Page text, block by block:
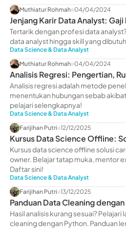
Muthiatur Rohmah 04/04/2024
Jenjang Karir Data Analyst:
Dimiliki
Tertarik dengan profesi data
data analyst hingga skill yang
Data Science & Data Analyst
Muthiatur Rohmah 04/04/2024
Analisis Regresi: Pengertian,
Manfaatnya
Analisis regresi adalah metode
menentukan hubungan sebab
pelajari selengkapnya!
Data Science & Data Analyst
Farijihan Putri 12/12/2025
Kursus Data Science Offline:
Scale Up Bisnis
Kursus data science offline solusi
owner. Belajar tatap muka, mentor
Daftar sini!
Data Science & Data Analyst
Farijihan Putri 13/12/2025
Panduan Data Cleaning
Contohnya
Hasil analisis kurang sesuai?
cleaning dengan Python. Panduan